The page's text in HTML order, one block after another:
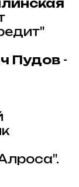
Пудов -